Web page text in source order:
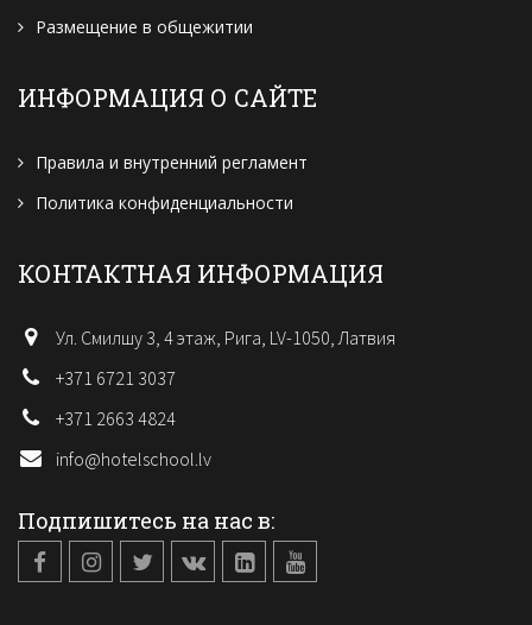
Размещение в общежитии
ИНФОРМАЦИЯ О САЙТЕ
Правила и внутренний регламент
Политика конфиденциальности
КОНТАКТНАЯ ИНФОРМАЦИЯ
Ул. Смилшу 3, 4 этаж, Рига, LV-1050, Латвия
+371 6721 3037
+371 2663 4824
info@hotelschool.lv
Подпишитесь на нас в: